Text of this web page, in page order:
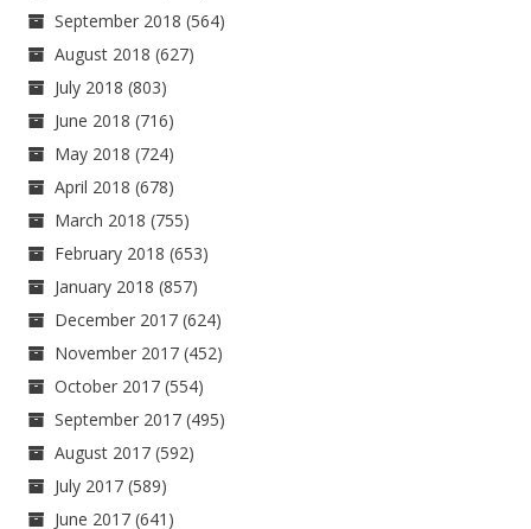
September 2018 (564)
August 2018 (627)
July 2018 (803)
June 2018 (716)
May 2018 (724)
April 2018 (678)
March 2018 (755)
February 2018 (653)
January 2018 (857)
December 2017 (624)
November 2017 (452)
October 2017 (554)
September 2017 (495)
August 2017 (592)
July 2017 (589)
June 2017 (641)